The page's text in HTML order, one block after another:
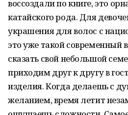
воссоздали по книге, это
катайского рода. Для
украшения для волос с
это уже такой современный
сказать свой небольшой
приходим друг к другу в
изделия. Когда делаешь с
желанием, время летит